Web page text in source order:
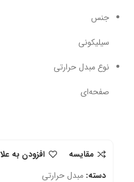
جنس
سیلیکونی
نوع مبدل حرارتی
صفحه‌ای
مقایسه
افزودن به
دسته: مبدل حرارتی